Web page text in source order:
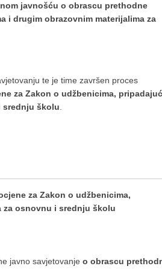
javnošću o obrascu prethodne
i drugim obrazovnim materijalima za
te je time završen proces
za Zakon o udžbenicima,
srednju školu
za Zakon o udžbenicima,
za osnovnu i srednju školu
javno savjetovanje o obrascu